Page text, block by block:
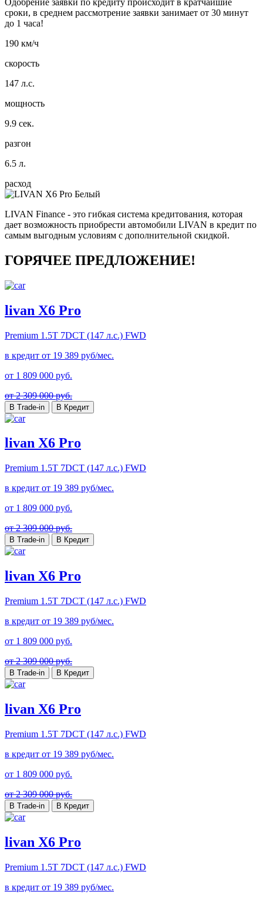
Одобрение заявки по кредиту происходит в кратчайшие
сроки, в среднем рассмотрение заявки занимает от 30 минут
до 1 часа!
190 км/ч
скорость
147 л.с.
мощность
9.9 сек.
разгон
6.5 л.
расход
LIVAN Finance - это гибкая система кредитования, которая
дает возможность приобрести автомобили LIVAN в кредит по
самым выгодным условиям с дополнительной скидкой.
ГОРЯЧЕЕ ПРЕДЛОЖЕНИЕ!
livan X6 Pro
Premium 1.5T 7DCT (147 л.с.) FWD
в кредит от 19 389 руб/мес.
от 1 809 000 руб.
от 2 309 000 руб.
В Trade-in В Кредит
livan X6 Pro
Premium 1.5T 7DCT (147 л.с.) FWD
в кредит от 19 389 руб/мес.
от 1 809 000 руб.
от 2 309 000 руб.
В Trade-in В Кредит
livan X6 Pro
Premium 1.5T 7DCT (147 л.с.) FWD
в кредит от 19 389 руб/мес.
от 1 809 000 руб.
от 2 309 000 руб.
В Trade-in В Кредит
livan X6 Pro
Premium 1.5T 7DCT (147 л.с.) FWD
в кредит от 19 389 руб/мес.
от 1 809 000 руб.
от 2 309 000 руб.
В Trade-in В Кредит
livan X6 Pro
Premium 1.5T 7DCT (147 л.с.) FWD
в кредит от 19 389 руб/мес.